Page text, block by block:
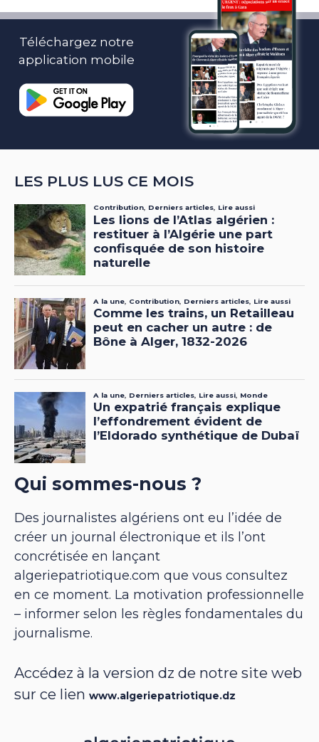
Téléchargez notre
application mobile
LES PLUS LUS CE MOIS
Qui sommes-nous ?
Des journalistes algériens ont eu l’idée de
créer un journal électronique et ils l’ont
concrétisée en lançant
algeriepatriotique.com que vous consultez
en ce moment. La motivation professionnelle
– informer selon les règles fondamentales du
journalisme.
Accédez à la version dz de notre site web
sur ce lien www.algeriepatriotique.dz